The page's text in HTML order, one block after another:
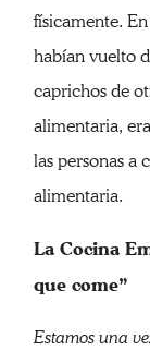
físicamente.
habían vuelto
caprichos de
alimentaria,
las personas a
alimentaria.
La Cocina
que come”
Estamos una